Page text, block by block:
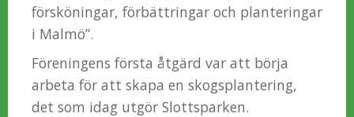
försköningar, förbättringar och planteringar
i Malmö”.
Föreningens första åtgärd var att börja
arbeta för att skapa en skogsplantering,
det som idag utgör Slottsparken.